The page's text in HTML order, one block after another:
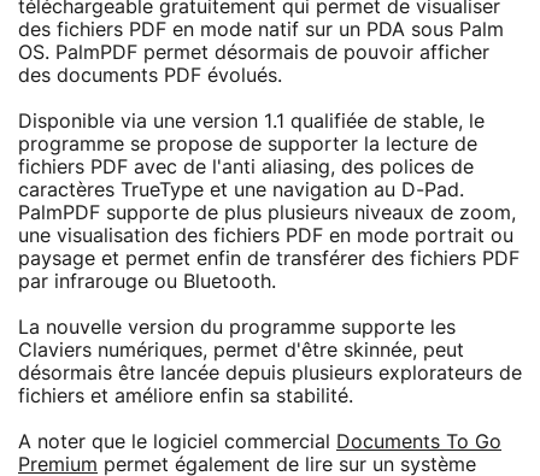
téléchargeable gratuitement qui permet de visualiser
des fichiers PDF en mode natif sur un PDA sous Palm
OS. PalmPDF permet désormais de pouvoir afficher
des documents PDF évolués.
Disponible via une version 1.1 qualifiée de stable, le
programme se propose de supporter la lecture de
fichiers PDF avec de l'anti aliasing, des polices de
caractères TrueType et une navigation au D-Pad.
PalmPDF supporte de plus plusieurs niveaux de zoom,
une visualisation des fichiers PDF en mode portrait ou
paysage et permet enfin de transférer des fichiers PDF
par infrarouge ou Bluetooth.
La nouvelle version du programme supporte les
Claviers numériques, permet d'être skinnée, peut
désormais être lancée depuis plusieurs explorateurs de
fichiers et améliore enfin sa stabilité.
A noter que le logiciel commercial
Documents To Go
Premium permet également de lire sur un système